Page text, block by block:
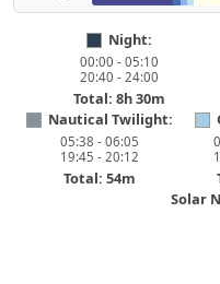
Night:
00:00 - 05:10
20:40 - 24:00
Total: 8h 30m
Nautical Twilight:
05:38 - 06:05
19:45 - 20:12
Total: 54m
Solar